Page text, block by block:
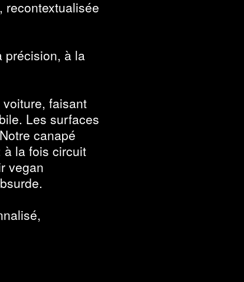
recontextualisée
précision, à la
faisant
Les surfaces
canapé
à la fois circuit
vegan